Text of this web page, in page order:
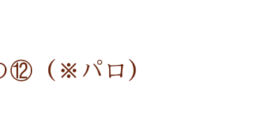
⑫（※パロ）